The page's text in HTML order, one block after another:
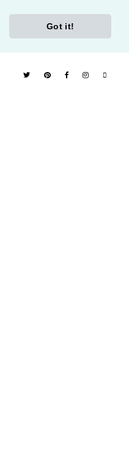
Got it!